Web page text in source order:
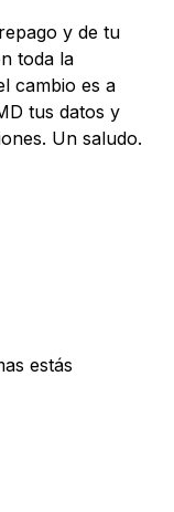
y de tu
toda la
cambio es a
tus datos y
Un saludo.
estás